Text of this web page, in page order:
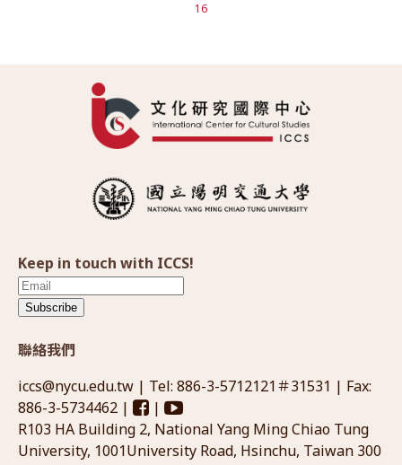
16
Keep in touch with ICCS!
Subscribe
聯絡我們
iccs@nycu.edu.tw | Tel: 886-3-5712121＃31531 | Fax:
886-3-5734462 |
|
R103 HA Building 2, National Yang Ming Chiao Tung
University, 1001University Road, Hsinchu, Taiwan 300